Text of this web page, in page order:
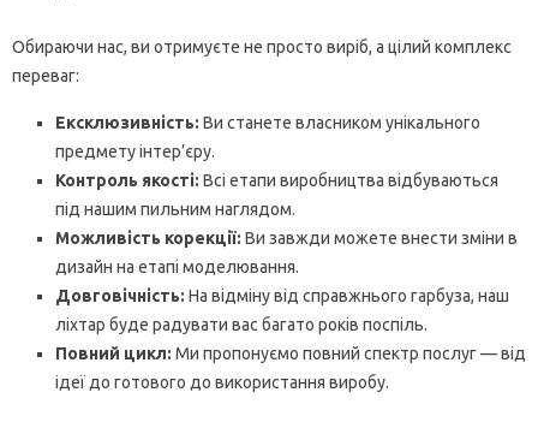
Обираючи нас, ви отримуєте не просто виріб, а цілий комплекс
переваг:
Ексклюзивність: Ви станете власником унікального
предмету інтер’єру.
Контроль якості: Всі етапи виробництва відбуваються
під нашим пильним наглядом.
Можливість корекції: Ви завжди можете внести зміни в
дизайн на етапі моделювання.
Довговічність: На відміну від справжнього гарбуза, наш
ліхтар буде радувати вас багато років поспіль.
Повний цикл: Ми пропонуємо повний спектр послуг — від
ідеї до готового до використання виробу.